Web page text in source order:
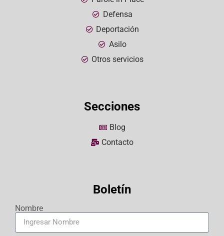
Defensa
Deportación
Asilo
Otros servicios
Secciones
Blog
Contacto
Boletín
Nombre